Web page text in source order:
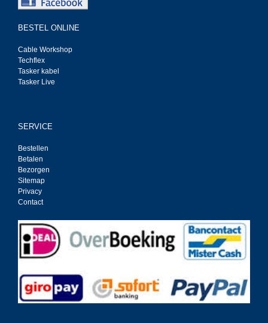
BESTEL ONLINE
Cable Workshop
Techflex
Tasker kabel
Tasker Live
SERVICE
Bestellen
Betalen
Bezorgen
Sitemap
Privacy
Contact